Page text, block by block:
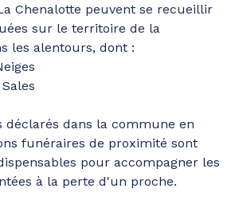
Chenalotte peuvent se recueillir
sur le territoire de la
les alentours, dont :
déclarés dans la commune en
funéraires de proximité sont
pour accompagner les
à la perte d'un proche.